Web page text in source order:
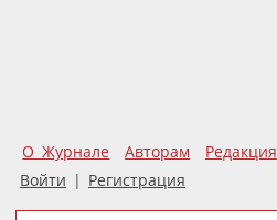
О Журнале Авторам
Редакция
Войти | Регистрация